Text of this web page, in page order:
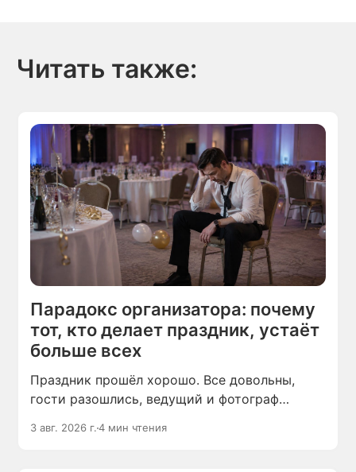
Читать также:
Парадокс организатора: почему
тот, кто делает праздник, устаёт
больше всех
Праздник прошёл хорошо. Все довольны,
гости разошлись, ведущий и фотограф
3 авг. 2026 г.4 мин чтения